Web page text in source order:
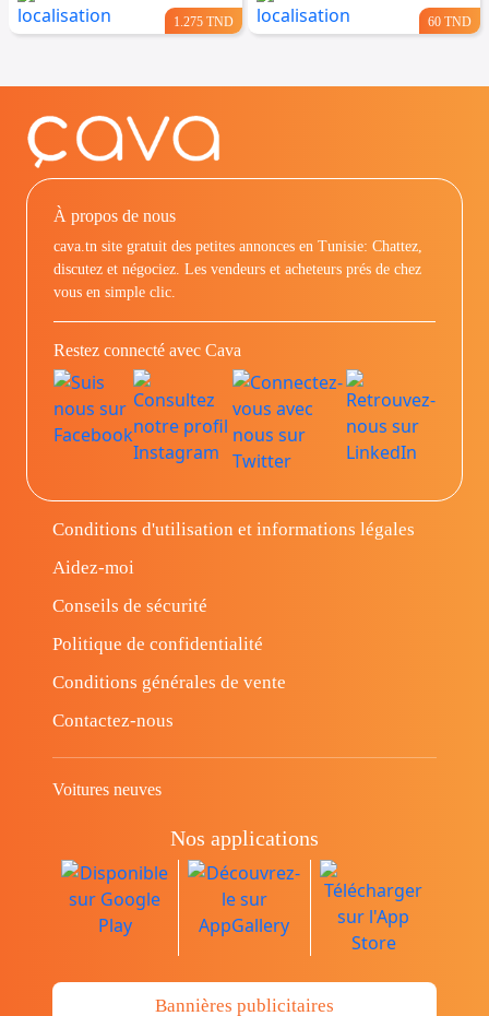
1.275 TND 60 TND
À propos de nous
cava.tn site gratuit des petites annonces en Tunisie: Chattez,
discutez et négociez. Les vendeurs et acheteurs prés de chez
vous en simple clic.
Restez connecté avec Cava
Conditions d'utilisation et informations légales
Aidez-moi
Conseils de sécurité
Politique de confidentialité
Conditions générales de vente
Contactez-nous
Voitures neuves
Nos applications
Bannières publicitaires